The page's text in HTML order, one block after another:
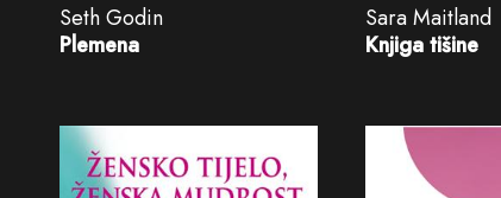
Seth Godin
Plemena
Sara Maitland
Knjiga tišine